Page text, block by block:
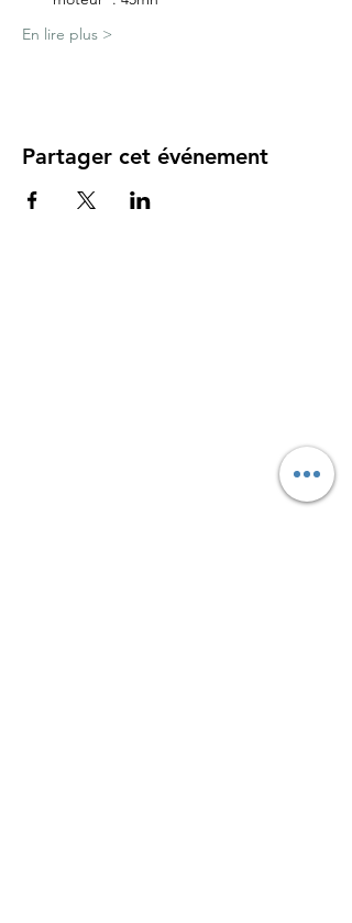
En lire plus >
Partager cet événement